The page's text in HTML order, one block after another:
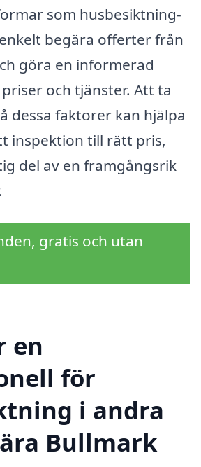
som husbesiktning-
begära offerter från
göra en informerad
och tjänster. Att ta
dessa faktorer kan hjälpa
inspektion till rätt pris,
del av en framgångsrik
gratis och utan
en
för
i andra
Bullmark